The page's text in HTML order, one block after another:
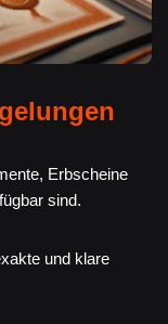
Erbscheine
sind.
und klare